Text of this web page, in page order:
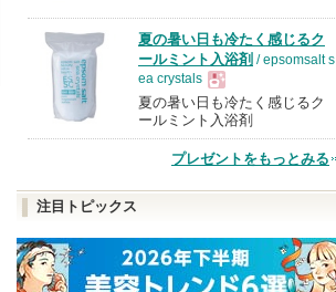
り
登
さ
す
品
夏の暑い日も冷たく感じるク
ールミント入浴剤 / epsomsalt s
ea crystals
現
品
夏の暑い日も冷たく感じるク
ールミント入浴剤
プレゼントをもっとみる
注目トピックス